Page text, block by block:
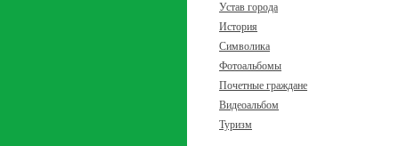
Устав города
История
Символика
Фотоальбомы
Почетные граждане
Видеоальбом
Туризм